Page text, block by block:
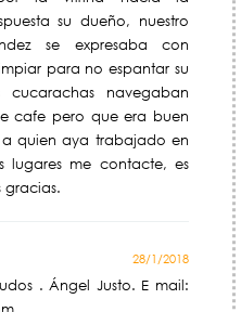
su dueño, nuestro
se expresaba con
para no espantar su
navegaban
cafe pero que era buen
quien aya trabajado en
lugares me contacte, es
gracias.
28/1/2018
. Ángel Justo. E mail: